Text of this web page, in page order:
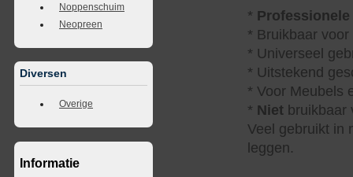
Noppenschuim
Neopreen
Diversen
Overige
Informatie
* Professionele
* Bruikbaar
* Universeel
* Uitstekend
* Voor Meubels
* Niet bruikbaar
Veel gebruikt in
leggen.